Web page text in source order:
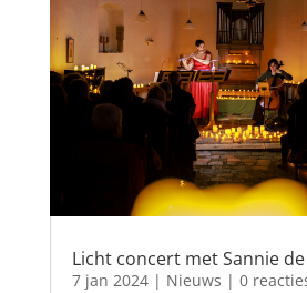
Licht concert met Sannie de
7 jan 2024| Nieuws | 0